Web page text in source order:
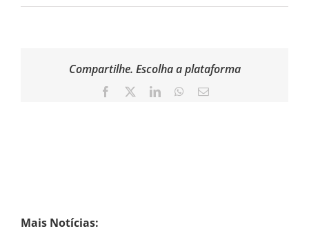
Compartilhe. Escolha a plataforma
Facebook LinkedInWhatsApp
Email
Mais Notícias: